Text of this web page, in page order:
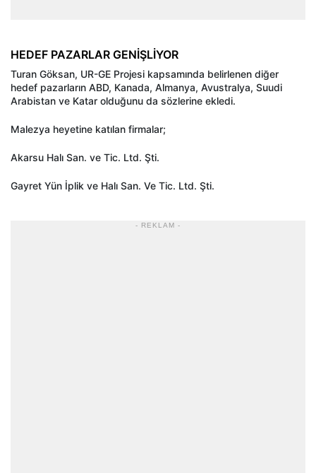
HEDEF PAZARLAR GENİŞLİYOR
Turan Göksan, UR-GE Projesi kapsamında belirlenen diğer
hedef pazarların ABD, Kanada, Almanya, Avustralya, Suudi
Arabistan ve Katar olduğunu da sözlerine ekledi.
Malezya heyetine katılan firmalar;
Akarsu Halı San. ve Tic. Ltd. Şti.
Gayret Yün İplik ve Halı San. Ve Tic. Ltd. Şti.
- REKLAM -